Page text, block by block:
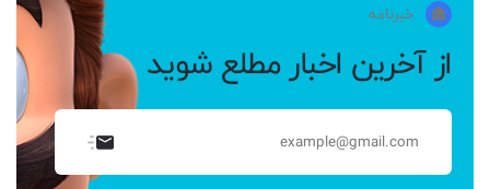
خبرنامه
از آخرین اخبار مطلع شوید